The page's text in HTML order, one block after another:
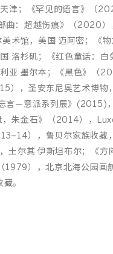
津；《罕见的语言》（
曲：超越伤痕》（2020）
术馆，美国 迈阿密；《物
洛杉矶；《红色童话：白
亚 墨尔本；《黑色》（
），圣安东尼奥艺术博物
言—意派系列展》(2015)
朱金石》（2014），
），鲁贝尔家族收藏
土尔其 伊斯坦布尔；《方
1979），北京北海公园画
。